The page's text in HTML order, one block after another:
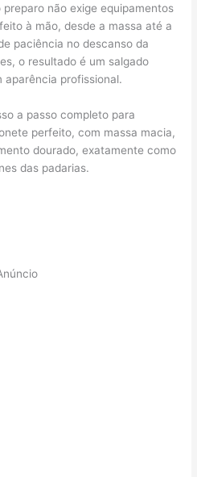
não exige equipamentos
à mão, desde a massa até a
paciência no descanso da
o resultado é um salgado
aparência profissional.
a passo completo para
perfeito, com massa macia,
dourado, exatamente como
das padarias.